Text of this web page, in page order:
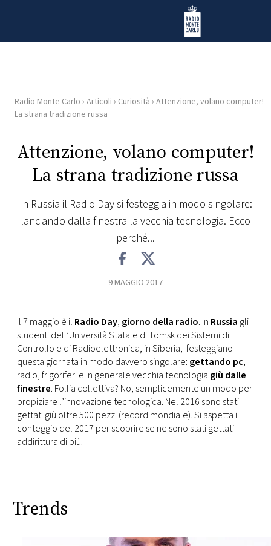
Radio Monte Carlo
HOME
RADIO
WEB
PLAYLIST
CONCORSI
EVENTI
VIDEO
TV
MONACO
Radio Monte Carlo › Articoli › Curiosità › Attenzione, volano computer!
La strana tradizione russa
Attenzione, volano computer!
La strana tradizione russa
In Russia il Radio Day si festeggia in modo singolare:
lanciando dalla finestra la vecchia tecnologia. Ecco
perché...
9 MAGGIO 2017
Il 7 maggio è il Radio Day, giorno della radio. In Russia gli
studenti dell’Università Statale di Tomsk dei Sistemi di
Controllo e di Radioelettronica, in Siberia, festeggiano
questa giornata in modo davvero singolare: gettando pc,
radio, frigoriferi e in generale vecchia tecnologia giù dalle
finestre. Follia collettiva? No, semplicemente un modo per
propiziare l’innovazione tecnologica. Nel 2016 sono stati
gettati giù oltre 500 pezzi (record mondiale). Si aspetta il
conteggio del 2017 per scoprire se ne sono stati gettati
addirittura di più.
Trends